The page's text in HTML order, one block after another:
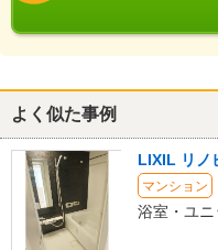
よく似た事例
LIXIL リノ
マンション
浴室・ユニ